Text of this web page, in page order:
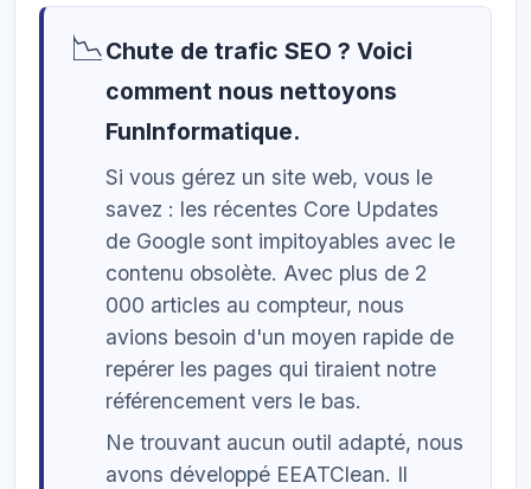
📉Chute de trafic SEO ? Voici
comment nous nettoyons
FunInformatique.
Si vous gérez un site web, vous le
savez : les récentes Core Updates
de Google sont impitoyables avec le
contenu obsolète. Avec plus de 2
000 articles au compteur, nous
avions besoin d'un moyen rapide de
repérer les pages qui tiraient notre
référencement vers le bas.
Ne trouvant aucun outil adapté, nous
avons développé EEATClean. Il